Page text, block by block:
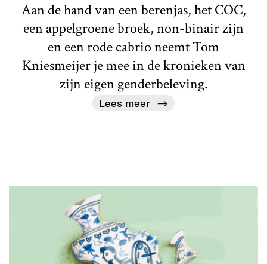
Aan de hand van een berenjas, het COC,
een appelgroene broek, non-binair zijn
en een rode cabrio neemt Tom
Kniesmeijer je mee in de kronieken van
zijn eigen genderbeleving.
Lees meer